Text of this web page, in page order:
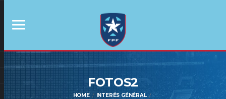
FOTOS2
HOME
INTERÉS GÉNÉRAL